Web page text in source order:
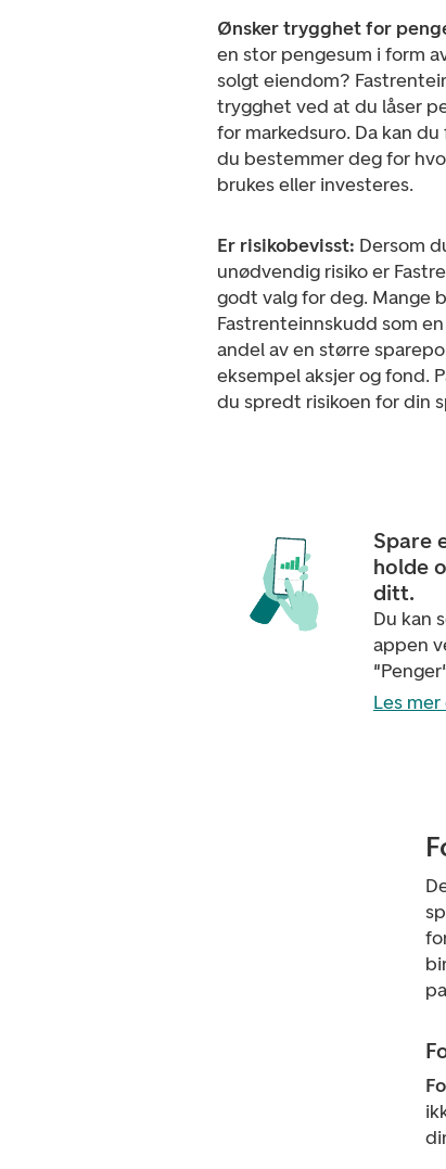
Ønsker trygghet for
en stor pengesum i form
solgt eiendom?
trygghet ved at du låser
for markedsuro. Da kan
du bestemmer deg for
brukes eller investeres.
Er risikobevisst: Dersom
unødvendig risiko er
godt valg for deg. Mange
Fastrenteinnskudd som
andel av en større
eksempel aksjer og fond.
du spredt risikoen for din
Spare
holde
ditt.
Du kan
appen
Les